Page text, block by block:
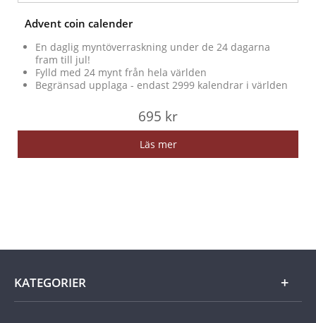
Advent coin calender
En daglig myntöverraskning under de 24 dagarna
fram till jul!
Fylld med 24 mynt från hela världen
Begränsad upplaga - endast 2999 kalendrar i världen
695 kr
Läs mer
KATEGORIER